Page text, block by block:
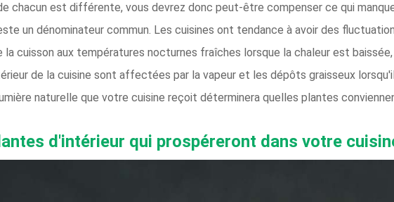
chacun est différente, vous devrez donc peut-être compenser ce qui
un dénominateur commun. Les cuisines ont tendance à avoir des
la cuisson aux températures nocturnes fraîches lorsque la chaleur est
de la cuisine sont affectées par la vapeur et les dépôts graisseux
naturelle que votre cuisine reçoit déterminera quelles plantes
d'intérieur qui prospéreront dans votre